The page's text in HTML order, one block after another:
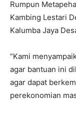
Rumpun
Kambing Lestari
Kalumba Jaya
“Kami
agar bantuan ini
agar dapat
perekonomian